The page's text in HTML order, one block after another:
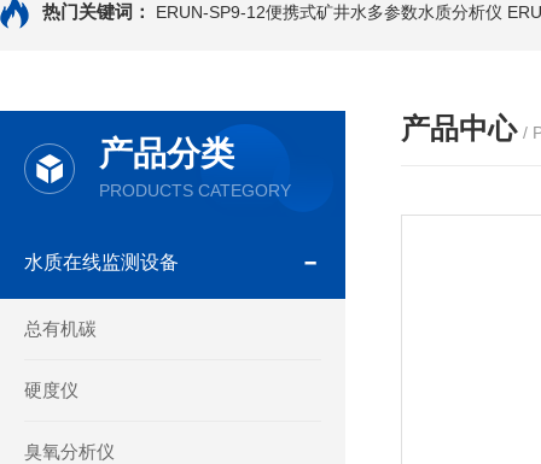
热门关键词： ERUN-SP9-12便携式矿井水多参数水质分析仪
产品分类
PRODUCTS CATEGORY
水质在线监测设备
总有机碳
硬度仪
臭氧分析仪
产品中心 /